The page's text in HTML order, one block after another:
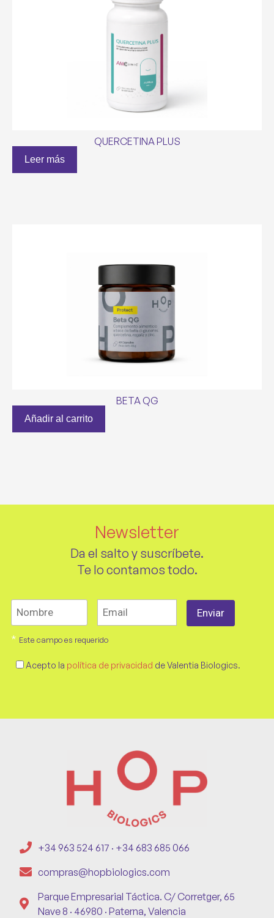
QUERCETINA PLUS
Leer más
BETA QG
Añadir al carrito
Newsletter
Da el salto y suscríbete.
Te lo contamos todo.
* Este campo es requerido
Acepto la política de privacidad de Valentia Biologics.
+34 963 524 617 · +34 683 685 066
compras@hopbiologics.com
Parque Empresarial Táctica. C/ Corretger, 65
Nave 8 · 46980 · Paterna, Valencia